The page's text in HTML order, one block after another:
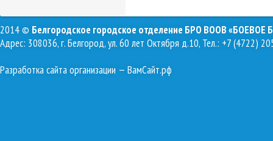
2014 © Белгородское городское отделение БРО ВООВ «БОЕВОЕ
Адрес: 308036, г. Белгород, ул. 60 лет Октября д.10, Тел.: +7 (4722)
Разработка сайта организации — ВамСайт.рф